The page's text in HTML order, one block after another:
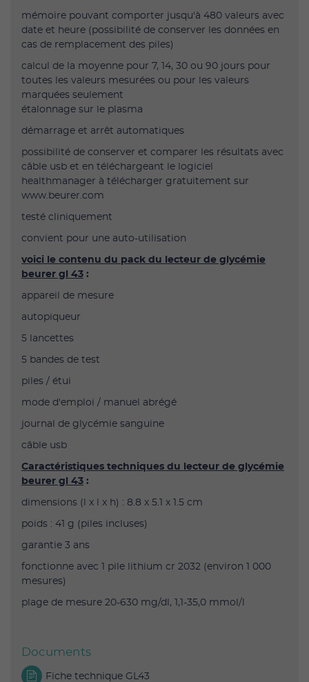
mémoire pouvant comporter jusqu'à 480 valeurs avec
date et heure (possibilité de conserver les données en
cas de remplacement des piles)
calcul de la moyenne pour 7, 14, 30 ou 90 jours pour
toutes les valeurs mesurées ou pour les valeurs
marquées seulement
étalonnage sur le plasma
démarrage et arrêt automatiques
possibilité de conserver et comparer les résultats avec
câble usb et en téléchargeant le logiciel
healthmanager à télécharger gratuitement sur
www.beurer.com
testé cliniquement
convient pour une auto-utilisation
voici le contenu du pack du lecteur de glycémie
beurer gl 43 :
appareil de mesure
autopiqueur
5 lancettes
5 bandes de test
piles / étui
mode d'emploi / manuel abrégé
journal de glycémie sanguine
câble usb
Caractéristiques techniques du lecteur de glycémie
beurer gl 43 :
dimensions (l x l x h) : 8.8 x 5.1 x 1.5 cm
poids : 41 g (piles incluses)
garantie 3 ans
fonctionne avec 1 pile lithium cr 2032 (environ 1 000
mesures)
plage de mesure 20-630 mg/dl, 1,1-35,0 mmol/l
Documents
Fiche technique GL43